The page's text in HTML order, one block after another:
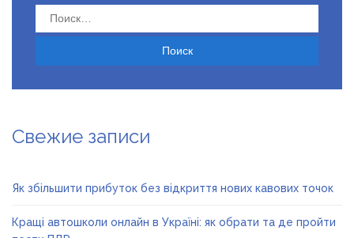
Найти:
Свежие записи
Як збільшити прибуток без відкриття нових кавових точок
Кращі автошколи онлайн в Україні: як обрати та де пройти